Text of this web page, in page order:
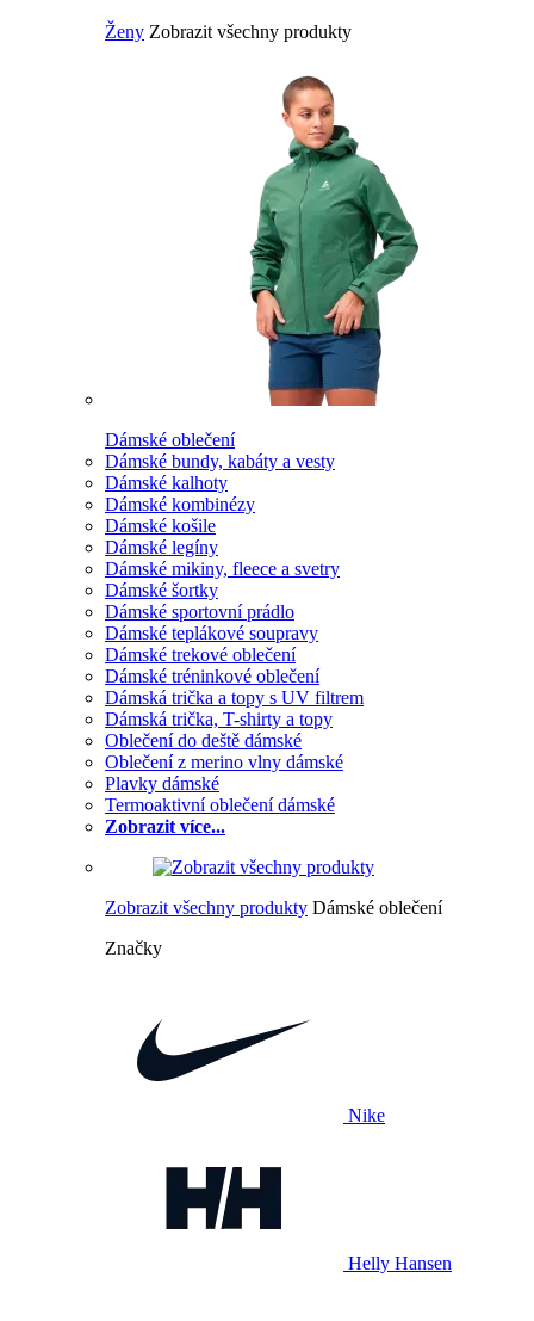
Ženy Zobrazit všechny produkty
Dámské oblečení
Dámské bundy, kabáty a vesty
Dámské kalhoty
Dámské kombinézy
Dámské košile
Dámské legíny
Dámské mikiny, fleece a svetry
Dámské šortky
Dámské sportovní prádlo
Dámské teplákové soupravy
Dámské trekové oblečení
Dámské tréninkové oblečení
Dámská trička a topy s UV filtrem
Dámská trička, T-shirty a topy
Oblečení do deště dámské
Oblečení z merino vlny dámské
Plavky dámské
Termoaktivní oblečení dámské
Zobrazit více...
Zobrazit všechny produkty Dámské oblečení
Značky
Nike
Helly Hansen